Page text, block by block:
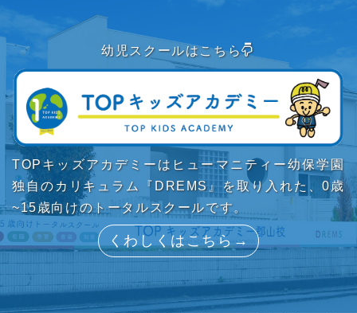
幼児スクールはこちら
TOPキッズアカデミーはヒューマニティー幼保学園
独自のカリキュラム『DREMS』を取り入れた、0歳
~15歳向けのトータルスクールです。
くわしくはこちら→